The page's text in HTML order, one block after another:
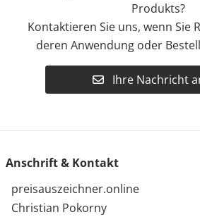
Produkts?
Kontaktieren Sie uns, wenn Sie
deren Anwendung oder
Ihre Nachricht
Anschrift & Kontakt
preisauszeichner.online
Christian Pokorny